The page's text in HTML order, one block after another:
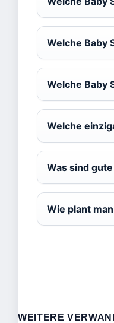
Welche Baby
Welche Baby
Welche
Was sind
Wie plant
WEITERE